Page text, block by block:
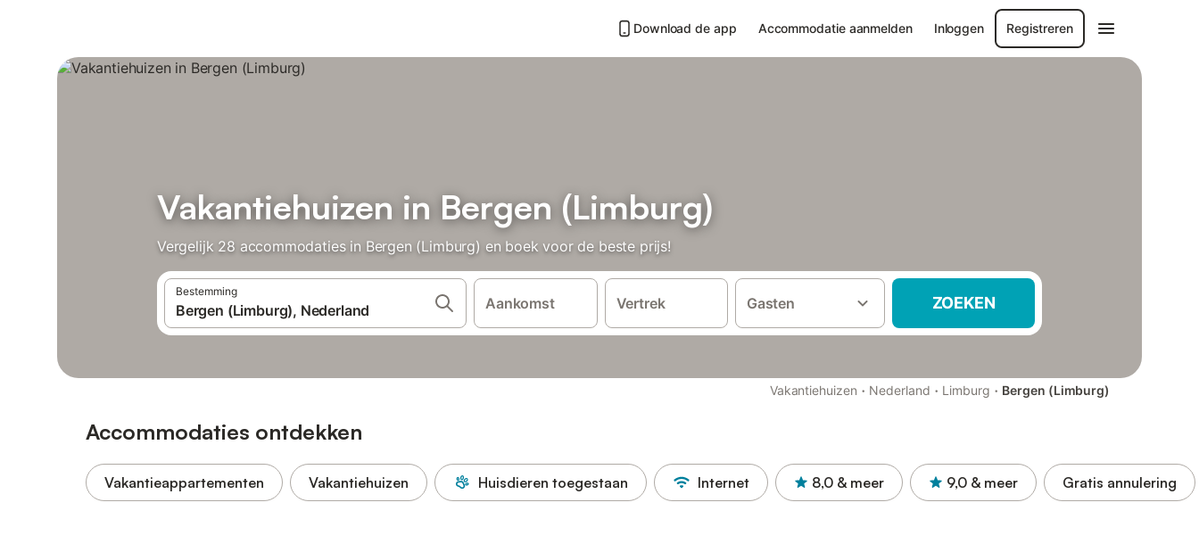
Download de app Accommodatie aanmelden Inloggen Registreren
Vakantiehuizen in Bergen (Limburg)
Vergelijk 28 accommodaties in Bergen (Limburg) en boek voor de beste prijs!
Bestemming
Aankomst Vertrek Gasten ZOEKEN
Vakantiehuizen · Nederland · Limburg · Bergen (Limburg)
Accommodaties ontdekken
Vakantieappartementen Vakantiehuizen Huisdieren toegestaan Internet 8,0 & meer 9,0 & meer Gratis annulering